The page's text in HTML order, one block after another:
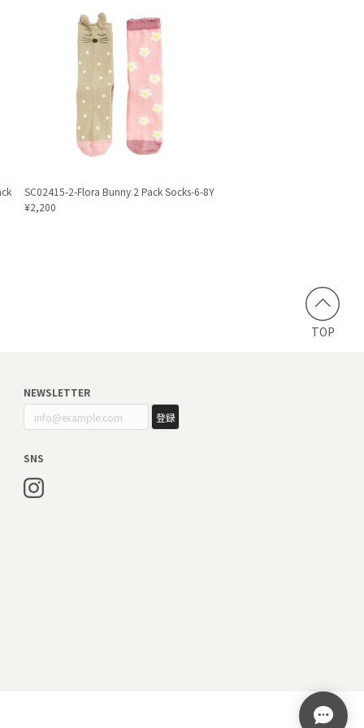
SC02415-2-Flora Bunny 2 Pack Socks-6-8Y
¥2,200
TOP
NEWSLETTER
登録
SNS